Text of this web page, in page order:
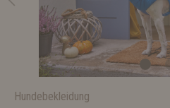
Hundebekleidung